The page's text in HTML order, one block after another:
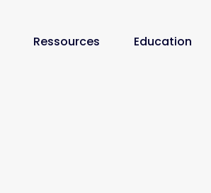
Ressources Education